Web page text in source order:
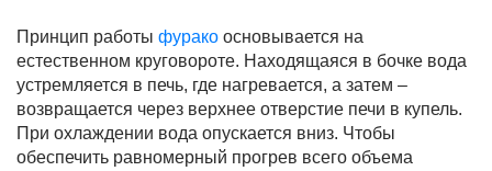
Принцип работы фурако основывается на
естественном круговороте. Находящаяся в бочке вода
устремляется в печь, где нагревается, а затем –
возвращается через верхнее отверстие печи в купель.
При охлаждении вода опускается вниз. Чтобы
обеспечить равномерный прогрев всего объема